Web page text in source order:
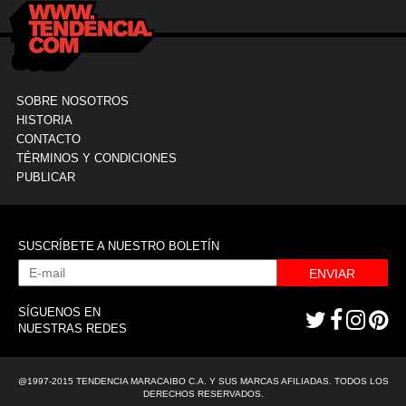
SOBRE NOSOTROS
HISTORIA
CONTACTO
TÉRMINOS Y CONDICIONES
PUBLICAR
SUSCRÍBETE A NUESTRO BOLETÍN
ENVIAR
SÍGUENOS EN
NUESTRAS REDES
@1997-2015 TENDENCIA MARACAIBO C.A. Y SUS MARCAS AFILIADAS. TODOS LOS
DERECHOS RESERVADOS.